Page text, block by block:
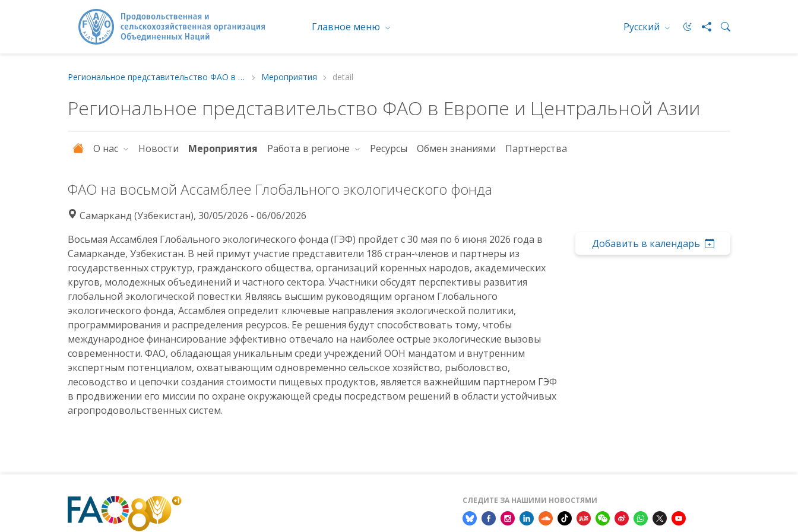
Главное меню Русский
Региональное представительство ФАО в Европе и Центральной Азии Мероприятия detail
Региональное представительство ФАО в Европе и Центральной Азии
О нас Новости Мероприятия Работа в регионе Ресурсы Обмен знаниями Партнерства
ФАО на восьмой Ассамблее Глобального экологического фонда
Самарканд (Узбекистан), 30/05/2026 - 06/06/2026
Восьмая Ассамблея Глобального экологического фонда (ГЭФ) пройдет с 30 мая по 6 июня 2026 года в
Самарканде, Узбекистан. В ней примут участие представители 186 стран-членов и партнеры из
государственных структур, гражданского общества, организаций коренных народов, академических
кругов, молодежных объединений и частного сектора. Участники обсудят перспективы развития
глобальной экологической повестки. Являясь высшим руководящим органом Глобального
экологического фонда, Ассамблея определит ключевые направления экологической политики,
программирования и распределения ресурсов. Ее решения будут способствовать тому, чтобы
международное финансирование эффективно отвечало на наиболее острые экологические вызовы
современности. ФАО, обладающая уникальным среди учреждений ООН мандатом и внутренним
экспертным потенциалом, охватывающим одновременно сельское хозяйство, рыболовство,
лесоводство и цепочки создания стоимости пищевых продуктов, является важнейшим партнером ГЭФ
в продвижении его миссии по охране окружающей среды посредством решений в области устойчивых
агропродовольственных систем.
Добавить в календарь
СЛЕДИТЕ ЗА НАШИМИ НОВОСТЯМИ